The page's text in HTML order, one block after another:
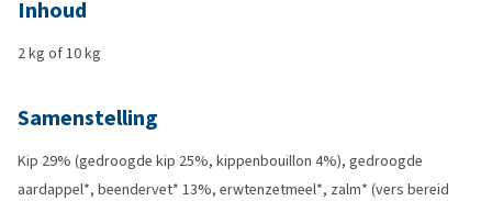
Inhoud
2 kg of 10 kg
Samenstelling
Kip 29% (gedroogde kip 25%, kippenbouillon 4%), gedroogde
aardappel*, beendervet* 13%, erwtenzetmeel*, zalm* (vers bereid